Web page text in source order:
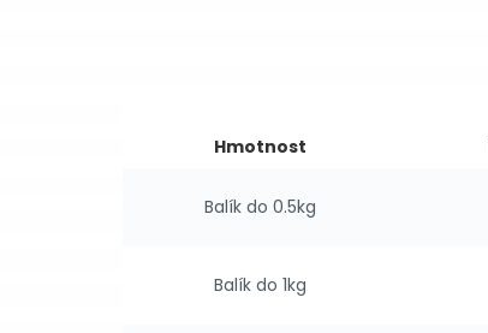
Hmotnost
Balík do 0.5kg
Balík do 1kg